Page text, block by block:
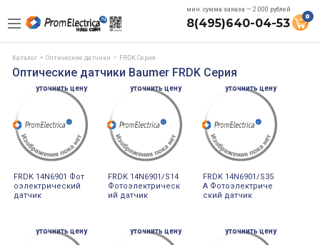
мин. сумма заказа — 2.000 рублей
8(495)640-04-53 0
Каталог Оптические датчики FRDK Серия
Оптические датчики Baumer FRDK Серия
уточнить цену
FRDK 14N6901 Фот
оэлектрический
датчик
уточнить цену
FRDK 14N6901/S14
Фотоэлектрическ
ий датчик
уточнить цену
FRDK 14N6901/S35
A Фотоэлектриче
ский датчик
уточнить цену уточнить цену уточнить цену